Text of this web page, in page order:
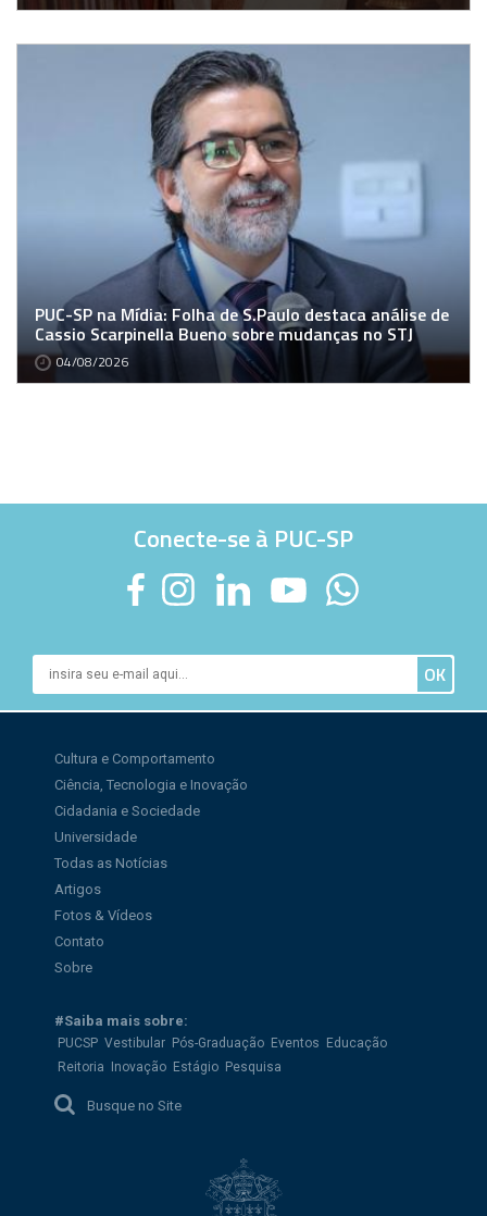
PUC-SP na Mídia: Folha de S.Paulo destaca análise de
Cassio Scarpinella Bueno sobre mudanças no STJ
04/08/2026
Conecte-se à PUC-SP
Cultura e Comportamento
Ciência, Tecnologia e Inovação
Cidadania e Sociedade
Universidade
Todas as Notícias
Artigos
Fotos & Vídeos
Contato
Sobre
#Saiba mais sobre:
PUCSP Vestibular Pós-Graduação Eventos Educação
Reitoria Inovação Estágio Pesquisa
Busque no Site